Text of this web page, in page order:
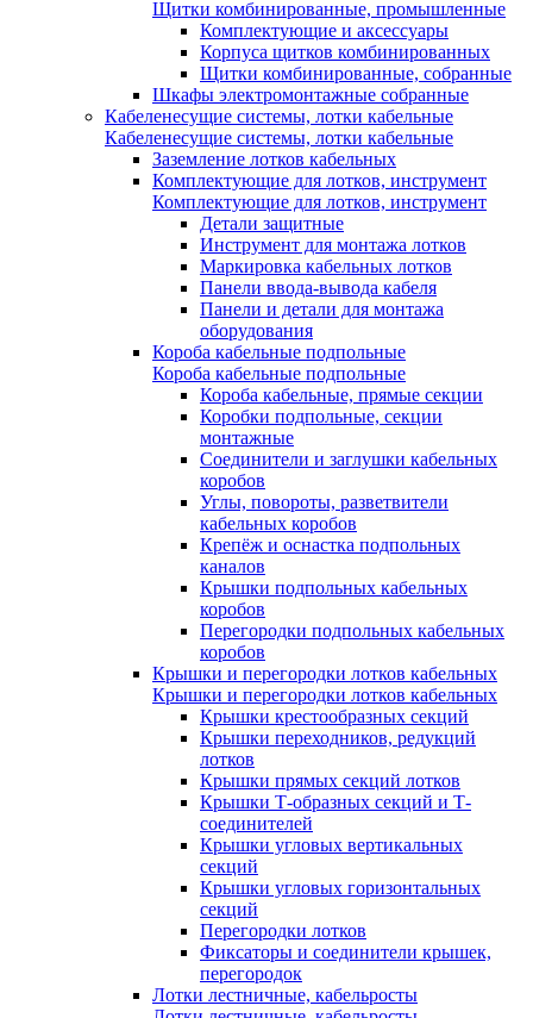
Щитки комбинированные, промышленные
Комплектующие и аксессуары
Корпуса щитков комбинированных
Щитки комбинированные, собранные
Шкафы электромонтажные собранные
Кабеленесущие системы, лотки кабельные
Кабеленесущие системы, лотки кабельные
Заземление лотков кабельных
Комплектующие для лотков, инструмент
Комплектующие для лотков, инструмент
Детали защитные
Инструмент для монтажа лотков
Маркировка кабельных лотков
Панели ввода-вывода кабеля
Панели и детали для монтажа
оборудования
Короба кабельные подпольные
Короба кабельные подпольные
Короба кабельные, прямые секции
Коробки подпольные, секции
монтажные
Соединители и заглушки кабельных
коробов
Углы, повороты, разветвители
кабельных коробов
Крепёж и оснастка подпольных
каналов
Крышки подпольных кабельных
коробов
Перегородки подпольных кабельных
коробов
Крышки и перегородки лотков кабельных
Крышки и перегородки лотков кабельных
Крышки крестообразных секций
Крышки переходников, редукций
лотков
Крышки прямых секций лотков
Крышки Т-образных секций и Т-
соединителей
Крышки угловых вертикальных
секций
Крышки угловых горизонтальных
секций
Перегородки лотков
Фиксаторы и соединители крышек,
перегородок
Лотки лестничные, кабельросты